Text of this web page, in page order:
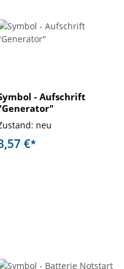
- Aufschrift
neu
€*